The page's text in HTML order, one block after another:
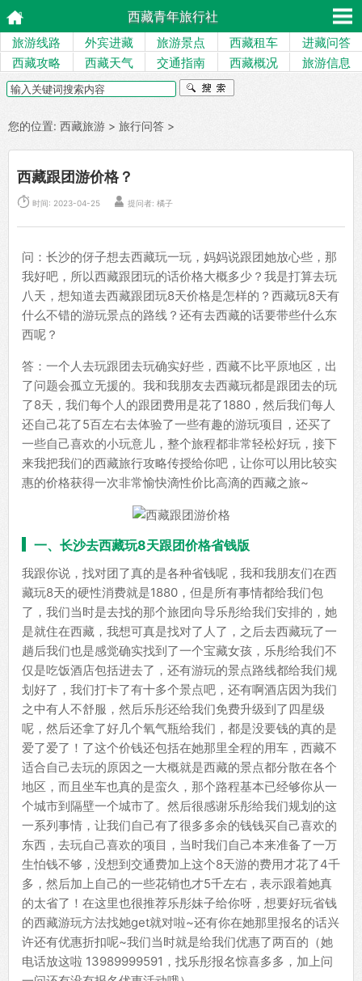
西藏青年旅行社
旅游线路 外宾进藏 旅游景点 西藏租车
进藏问答
西藏攻略
西藏天气 交通指南 西藏概况 旅游信息
您的位置: 西藏旅游 > 旅行问答 >
西藏跟团游价格？
 时间: 2023-04-25  提问者: 橘子
问：长沙的伢子想去西藏玩一玩，妈妈说跟团她放心些，那
我好吧，所以西藏跟团玩的话价格大概多少？我是打算去玩
八天，想知道去西藏跟团玩8天价格是怎样的？西藏玩8天有
什么不错的游玩景点的路线？还有去西藏的话要带些什么东
西呢？
答：一个人去玩跟团去玩确实好些，西藏不比平原地区，出
了问题会孤立无援的。我和我朋友去西藏玩都是跟团去的玩
了8天，我们每个人的跟团费用是花了1880，然后我们每人
还自己花了5百左右去体验了一些有趣的游玩项目，还买了
一些自己喜欢的小玩意儿，整个旅程都非常轻松好玩，接下
来我把我们的西藏旅行攻略传授给你吧，让你可以用比较实
惠的价格获得一次非常愉快滴性价比高滴的西藏之旅~
一、长沙去西藏玩8天跟团价格省钱版
我跟你说，找对团了真的是各种省钱呢，我和我朋友们在西
藏玩8天的硬性消费就是1880，但是所有事情都给我们包
了，我们当时是去找的那个旅团向导乐彤给我们安排的，她
是就住在西藏，我想可真是找对了人了，之后去西藏玩了一
趟后我们也是感觉确实找到了一个宝藏女孩，乐彤给我们不
仅是吃饭酒店包括进去了，还有游玩的景点路线都给我们规
划好了，我们打卡了有十多个景点吧，还有啊酒店因为我们
之中有人不舒服，然后乐彤还给我们免费升级到了四星级
呢，然后还拿了好几个氧气瓶给我们，都是没要钱的真的是
爱了爱了！了这个价钱还包括在她那里全程的用车，西藏不
适合自己去玩的原因之一大概就是西藏的景点都分散在各个
地区，而且坐车也真的是蛮久，那个路程基本已经够你从一
个城市到隔壁一个城市了。然后很感谢乐彤给我们规划的这
一系列事情，让我们自己有了很多多余的钱钱买自己喜欢的
东西，去玩自己喜欢的项目，当时我们自己本来准备了一万
生怕钱不够，没想到交通费加上这个8天游的费用才花了4千
多，然后加上自己的一些花销也才5千左右，表示跟着她真
的太省了！在这里也很推荐乐彤妹子给你呀，想要好玩省钱
的西藏游玩方法找她get就对啦~还有你在她那里报名的话兴
许还有优惠折扣呢~我们当时就是给我们优惠了两百的（她
电话放这啦 13989999591，找乐彤报名惊喜多多，加上问